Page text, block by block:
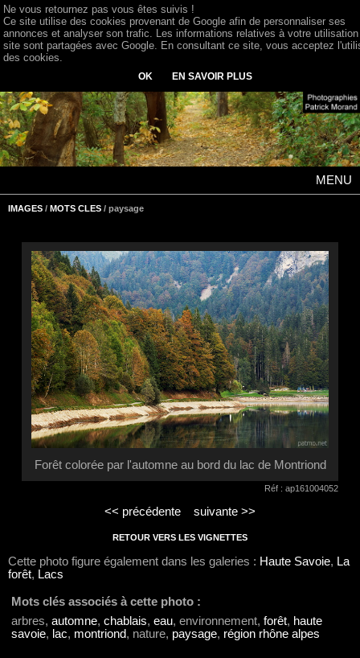
MENU
IMAGES / MOTS CLES / paysage
Forêt colorée par l'automne au bord du lac de Montriond
Réf : ap161004052
<< précédente suivante >>
RETOUR VERS LES VIGNETTES
Cette photo figure également dans les galeries : Haute Savoie, La
forêt, Lacs
Mots clés associés à cette photo :
arbres, automne, chablais, eau, environnement, forêt, haute
savoie, lac, montriond, nature, paysage, région rhône alpes
Ne vous retournez pas vous êtes suivis !
Ce site utilise des cookies provenant de Google afin de personnaliser ses
annonces et analyser son trafic. Les informations relatives à votre
site sont partagées avec Google. En consultant ce site, vous acceptez
des cookies.
OK EN SAVOIR PLUS